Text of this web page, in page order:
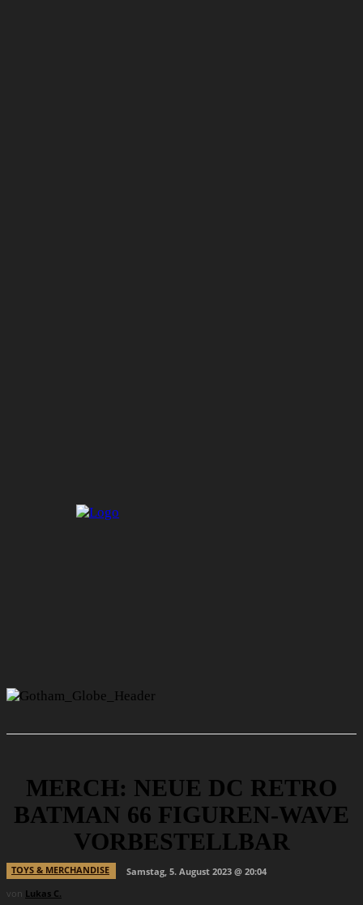
MERCH: NEUE DC RETRO
BATMAN 66 FIGUREN-WAVE
VORBESTELLBAR
TOYS & MERCHANDISE
Samstag, 5. August 2023 @ 20:04
von Lukas C.